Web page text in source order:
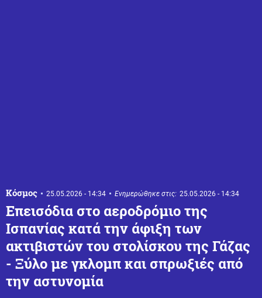
Κόσμος 25.05.2026 - 14:34 Ενημερώθηκε στις: 25.05.2026 - 14:34
Επεισόδια στο αεροδρόμιο της
Ισπανίας κατά την άφιξη των
ακτιβιστών του στολίσκου της Γάζας
- Ξύλο με γκλομπ και σπρωξιές από
την αστυνομία